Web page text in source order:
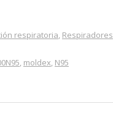
respiratoria, Respiradores
, moldex, N95